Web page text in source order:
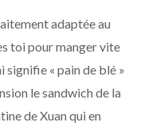
adaptée au
toi pour manger vite
signifie « pain de blé »
le sandwich de la
de Xuan qui en